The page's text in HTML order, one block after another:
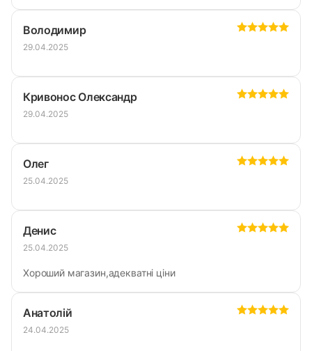
Володимир
29.04.2025
Кривонос Олександр
29.04.2025
Олег
25.04.2025
Денис
25.04.2025
Хороший магазин,адекватні ціни
Анатолій
24.04.2025